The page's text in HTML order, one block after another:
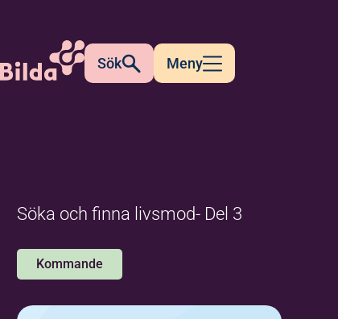
Sök Meny
Söka och finna livsmod- Del 3
Kommande